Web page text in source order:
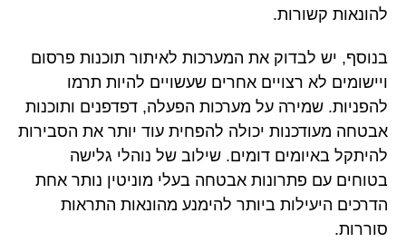
להונאות קשורות.
בנוסף, יש לבדוק את המערכות לאיתור תוכנות פרסום
ויישומים לא רצויים אחרים שעשויים להיות תרמו
להפניות. שמירה על מערכות הפעלה, דפדפנים ותוכנות
אבטחה מעודכנות יכולה להפחית עוד יותר את הסבירות
להיתקל באיומים דומים. שילוב של נוהלי גלישה
בטוחים עם פתרונות אבטחה בעלי מוניטין נותר אחת
הדרכים היעילות ביותר להימנע מהונאות התראות
סוררות.